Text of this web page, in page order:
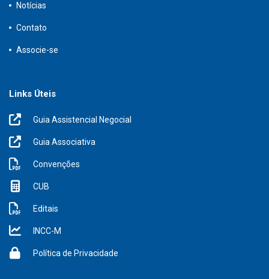
Notícias
Contato
Associe-se
Links Úteis
Guia Assistencial Negocial
Guia Associativa
Convenções
CUB
Editais
INCC-M
Política de Privacidade